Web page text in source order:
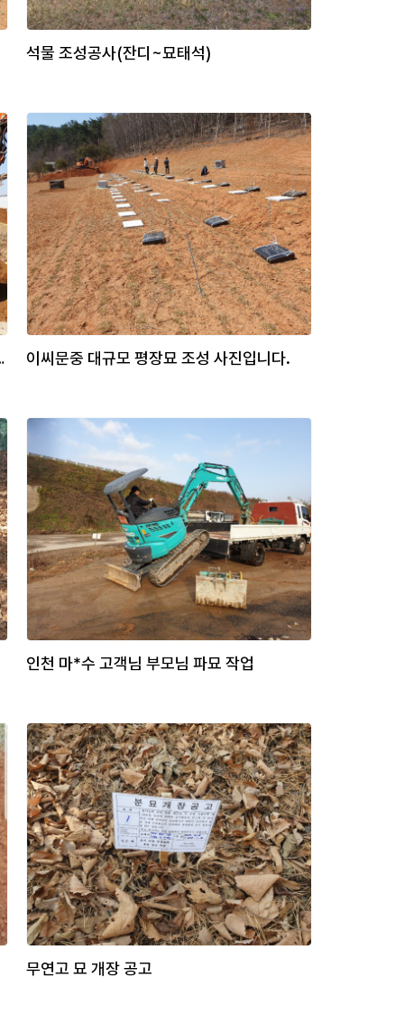
석물 조성공사(잔디~묘태석)
공사입니다. 이씨문중 대규모 평장묘 조성 사진입니다.
인천 마*수 고객님 부모님 파묘 작업
무연고 묘 개장 공고